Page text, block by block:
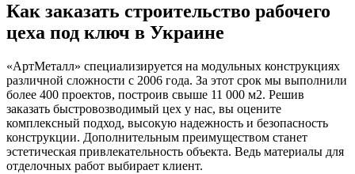
Как заказать строительство рабочего
цеха под ключ в Украине
«АртМеталл» специализируется на модульных конструкциях
различной сложности с 2006 года. За этот срок мы выполнили
более 400 проектов, построив свыше 11 000 м2. Решив
заказать быстровозводимый цех у нас, вы оцените
комплексный подход, высокую надежность и безопасность
конструкции. Дополнительным преимуществом станет
эстетическая привлекательность объекта. Ведь материалы для
отделочных работ выбирает клиент.